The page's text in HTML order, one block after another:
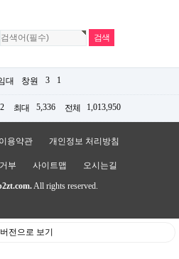
대 창원 3 1
최대 5,336 전체 1,013,950
용약관 개인정보 처리방침
부 사이트맵 오시는길
All rights reserved.
전으로 보기